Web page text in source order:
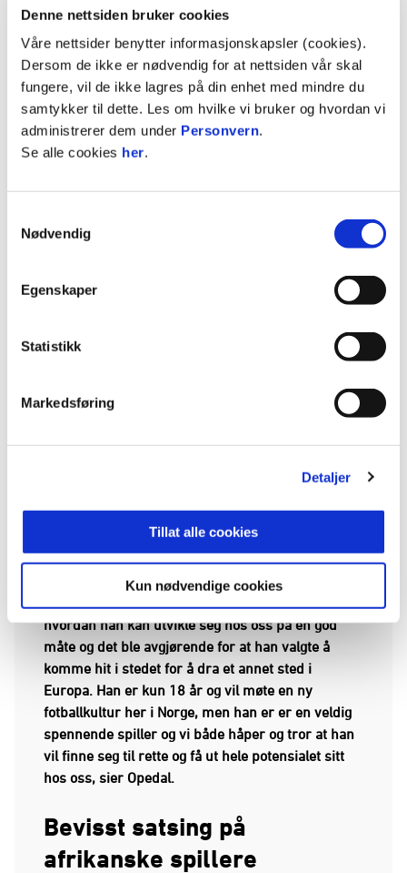
Denne nettsiden bruker cookies
Våre nettsider benytter informasjonskapsler (cookies).
Dersom de ikke er nødvendig for at nettsiden vår skal
fungere, vil de ikke lagres på din enhet med mindre du
samtykker til dette. Les om hvilke vi bruker og hvordan vi
administrerer dem under Personvern.
Se alle cookies her.
Nødvendig
Egenskaper
Statistikk
Markedsføring
Detaljer
Tillat alle cookies
Kun nødvendige cookies
håper å vise meg frem fra en god side så fort som
mulig, sier Seone.
Ismael Seone skal spille med måken på brystet de
En lang prosess
Sportslig leder Eirik Opedal forteller at jakten på
flere måneder siden.
- Vi ble oppmerksomme på Ismael i fjor høst. På
den tiden var det flere klubber som ønsket å hente
hvordan han kan utvikle seg hos oss på en god
måte og det ble avgjørende for at han valgte å
komme hit i stedet for å dra et annet sted i
Europa. Han er kun 18 år og vil møte en ny
fotballkultur her i Norge, men han er er en veldig
spennende spiller og vi både håper og tror at han
vil finne seg til rette og få ut hele potensialet sitt
hos oss, sier Opedal.
Bevisst satsing på
afrikanske spillere